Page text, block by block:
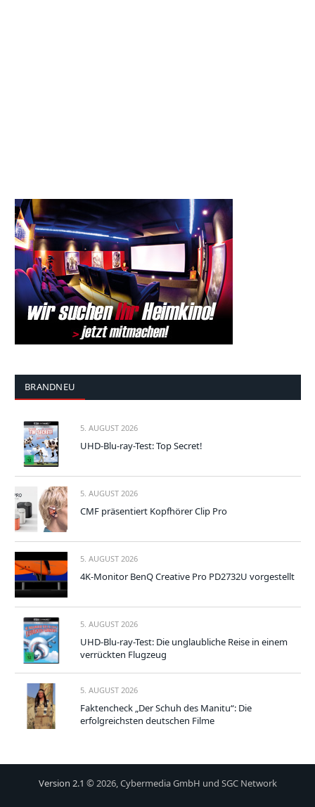
BRANDNEU
5. AUGUST 2026
UHD-Blu-ray-Test: Top Secret!
5. AUGUST 2026
CMF präsentiert Kopfhörer Clip Pro
5. AUGUST 2026
4K-Monitor BenQ Creative Pro PD2732U vorgestellt
5. AUGUST 2026
UHD-Blu-ray-Test: Die unglaubliche Reise in einem
verrückten Flugzeug
5. AUGUST 2026
Faktencheck „Der Schuh des Manitu“: Die
erfolgreichsten deutschen Filme
Version 2.1 © 2026, Cybermedia GmbH und SGC Network